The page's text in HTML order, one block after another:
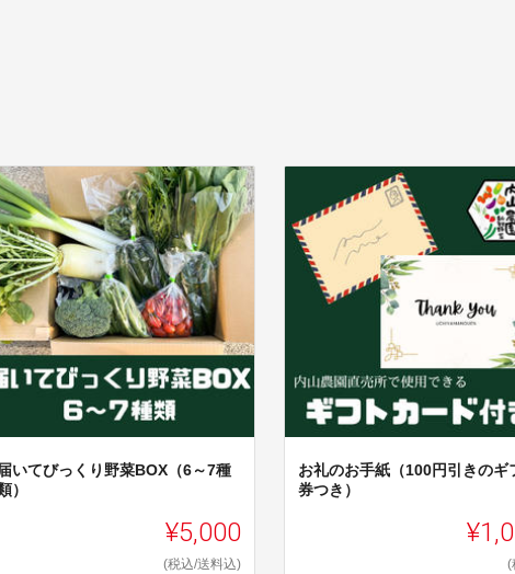
いてびっくり野菜BOX（6～7種
）
¥5,000
(税込/送料込)
お礼のお手紙（100円引きのギ
券つき）
(